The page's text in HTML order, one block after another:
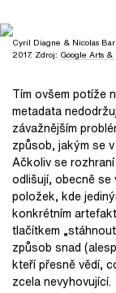
Cyril Diagne & Nicolas
2017. Zdroj: Google Arts
Tím ovšem potíže
metadata
závažnějším
způsob, jakým se
Ačkoliv se
odlišují, obecně
položek, kde
konkrétním
tlačítkem
způsob snad
kteří přesně vědí,
zcela nevyhovující.